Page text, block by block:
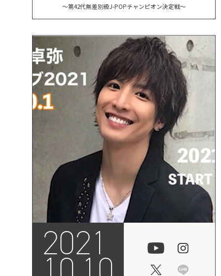
〜第42代無差別級J-POPチャンピオン決定戦〜
2021